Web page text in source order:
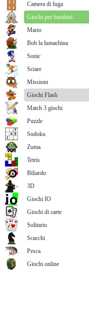
Camera di fuga
Giochi per bambini
Mario
Bob la lumachina
Sonic
Sciare
Missioni
Giochi Flash
Match 3 giochi
Puzzle
Sudoku
Zuma
Tetris
Biliardo
3D
Giochi IO
Giochi di carte
Solitario
Scacchi
Pesca
Giochi online